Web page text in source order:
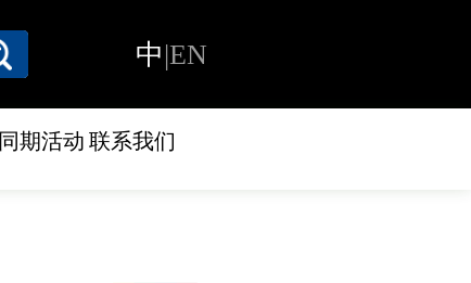
中|EN
同期活动 联系我们